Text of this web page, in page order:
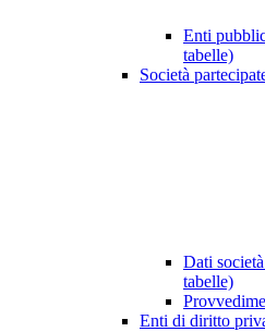
Enti
tabelle)
Società
Dati
tabelle)
Enti di diritto